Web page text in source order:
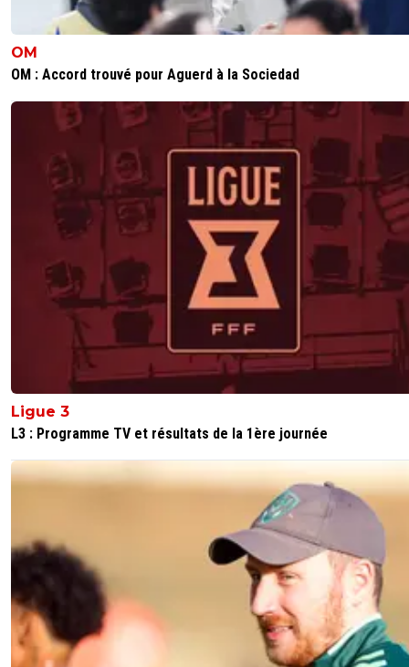
OM
OM : Accord trouvé pour Aguerd à la Sociedad
Ligue 3
L3 : Programme TV et résultats de la 1ère journée